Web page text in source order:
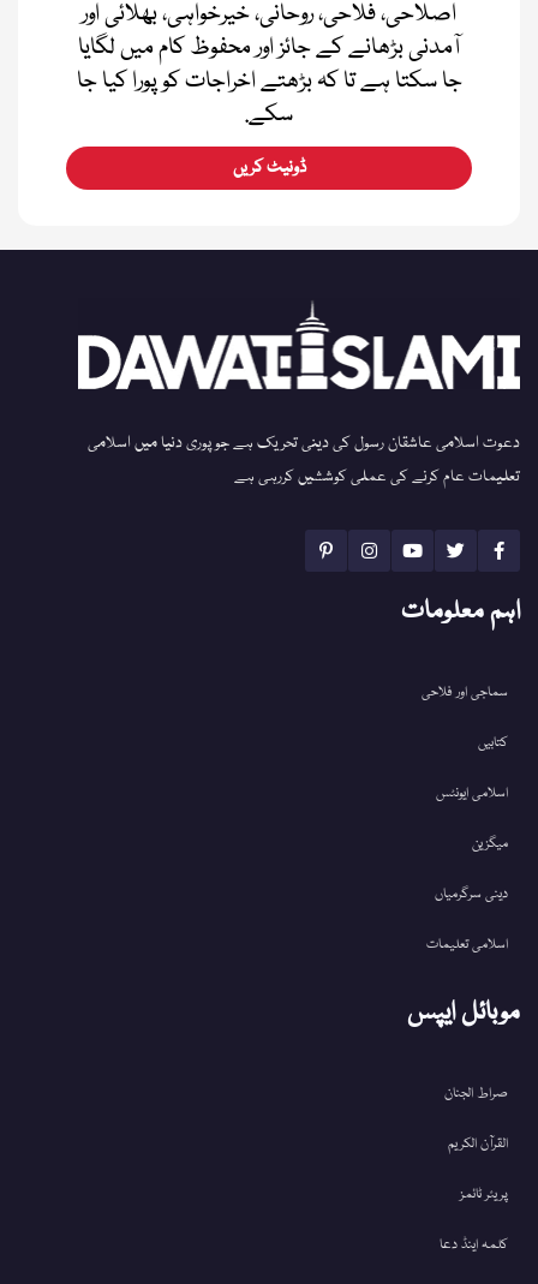
اصلاحی، فلاحی، روحانی، خیرخواہی، بھلائی اور
آمدنی بڑھانے کے جائز اور محفوظ کام میں لگایا
جا سکتا ہے تا کہ بڑھتے اخراجات کو پورا کیا جا
سکے.
ڈونیٹ کریں
دعوت اسلامی عاشقان رسول کی دینی تحریک ہے جو پوری دنیا میں اسلامی
تعلیمات عام کرنے کی عملی کوششیں کررہی ہے
اہم معلومات
سماجی اور فلاحی
کتابیں
اسلامی ایونٹس
میگزین
دینی سرگرمیاں
اسلامی تعلیمات
موبائل ایپس
صراط الجنان
القرآن الکریم
پریئر ٹائمز
کلمہ اینڈ دعا